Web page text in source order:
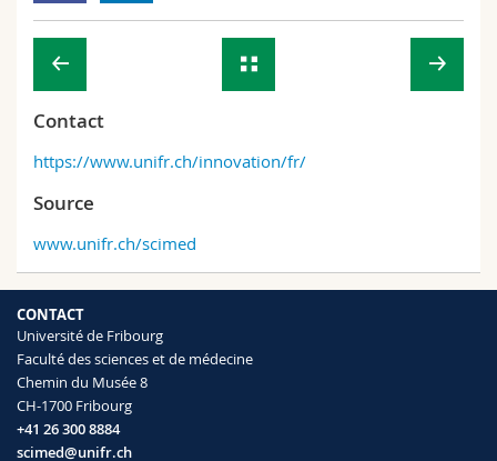
Contact
https://www.unifr.ch/innovation/fr/
Source
www.unifr.ch/scimed
CONTACT
Université de Fribourg
Faculté des sciences et de médecine
Chemin du Musée 8
CH-1700 Fribourg
+41 26 300 8884
scimed@unifr.ch